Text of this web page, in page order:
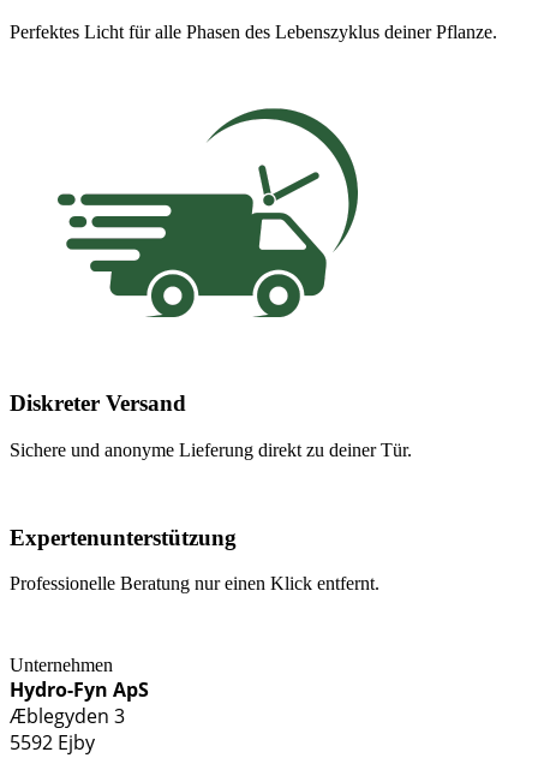
Perfektes Licht für alle Phasen des Lebenszyklus deiner Pflanze.
Diskreter Versand
Sichere und anonyme Lieferung direkt zu deiner Tür.
Expertenunterstützung
Professionelle Beratung nur einen Klick entfernt.
Unternehmen
Hydro-Fyn ApS
Æblegyden 3
5592 Ejby